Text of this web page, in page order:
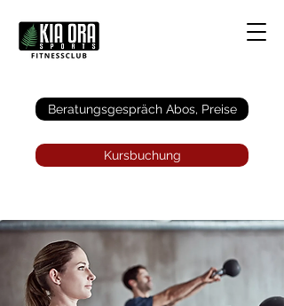
Beratungsgespräch Abos, Preise
Kursbuchung